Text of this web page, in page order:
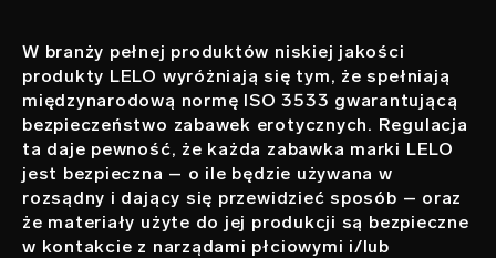
W branży pełnej produktów niskiej jakości
produkty LELO wyróżniają się tym, że spełniają
międzynarodową normę ISO 3533 gwarantującą
bezpieczeństwo zabawek erotycznych. Regulacja
ta daje pewność, że każda zabawka marki LELO
jest bezpieczna – o ile będzie używana w
rozsądny i dający się przewidzieć sposób – oraz
że materiały użyte do jej produkcji są bezpieczne
w kontakcie z narządami płciowymi i/lub